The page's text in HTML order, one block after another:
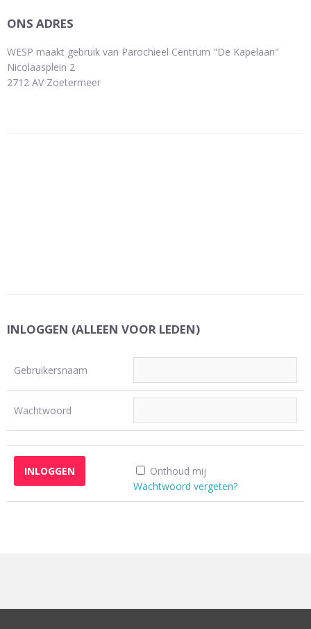
ONS ADRES
WESP maakt gebruik van Parochieel Centrum "De Kapelaan"
Nicolaasplein 2
2712 AV Zoetermeer
INLOGGEN (ALLEEN VOOR LEDEN)
Gebruikersnaam
Wachtwoord
Onthoud mij
Wachtwoord vergeten?